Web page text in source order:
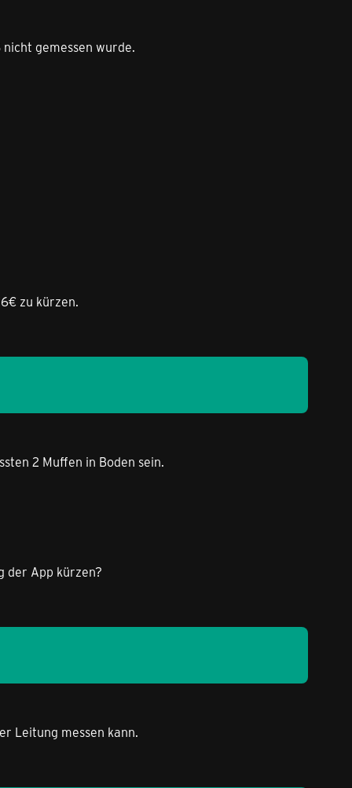
gemessen wurde.
zu kürzen.
2 Muffen in Boden sein.
der App kürzen?
Leitung messen kann.